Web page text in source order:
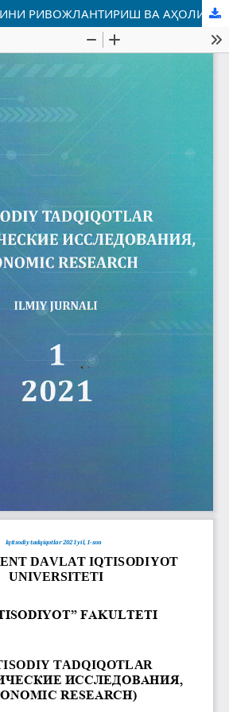
МЕҲНАТ БОЗОРИНИ РИВОЖЛАНТИРИШ ВА АҲОЛИ БАНДЛИГИНИ ТАЪМИНЛАШ ЙЎЛЛАРИ